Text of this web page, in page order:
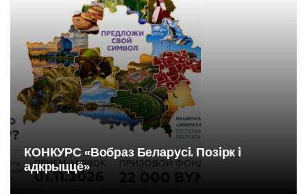
КОНКУРС «Вобраз Беларусi. Позiрк i
адкрыццё»